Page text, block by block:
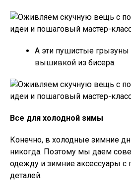
А эти пушистые грызуны
вышивкой из бисера.
Все для холодной зимы
Конечно, в холодные зимние
никогда. Поэтому мы даем
одежду и зимние аксессуары
деталей.